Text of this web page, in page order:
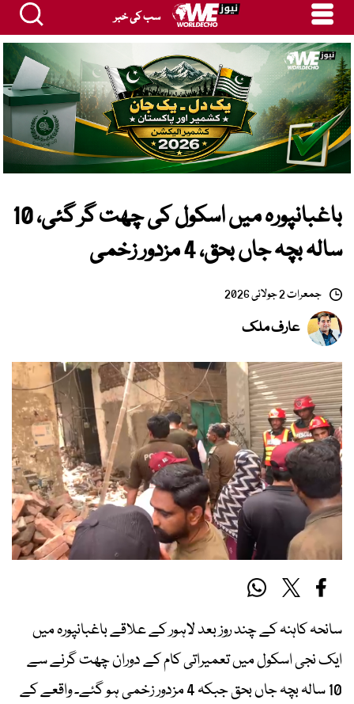
سب کی خبر
باغبانپورہ میں اسکول کی چھت گر گئی، 10
سالہ بچہ جاں بحق، 4 مزدور زخمی
جمعرات 2 جولائی 2026
عارف ملک
سانحہ کاہنہ کے چند روز بعد لاہور کے علاقے باغبانپورہ میں
ایک نجی اسکول میں تعمیراتی کام کے دوران چھت گرنے سے
10 سالہ بچہ جاں بحق جبکہ 4 مزدور زخمی ہو گئے۔ واقعے کے